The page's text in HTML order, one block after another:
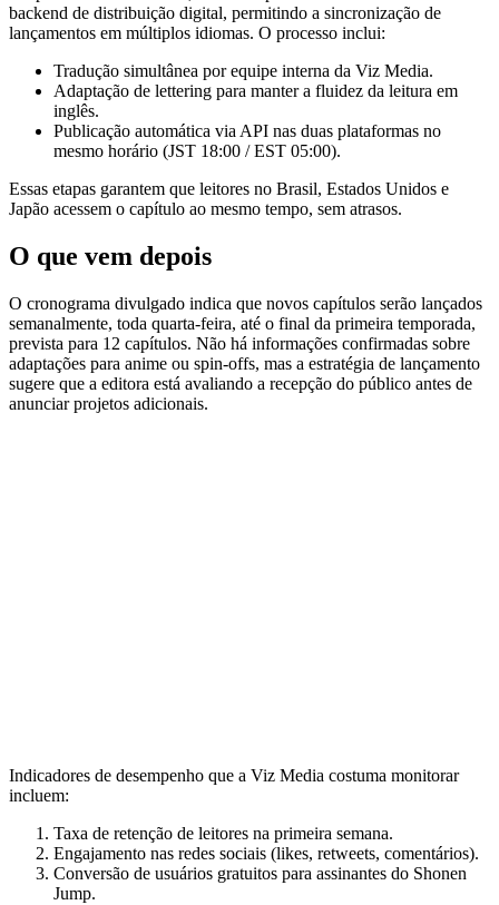
backend de distribuição digital, permitindo a sincronização de
lançamentos em múltiplos idiomas. O processo inclui:
Tradução simultânea por equipe interna da Viz Media.
Adaptação de lettering para manter a fluidez da leitura em
inglês.
Publicação automática via API nas duas plataformas no
mesmo horário (JST 18:00 / EST 05:00).
Essas etapas garantem que leitores no Brasil, Estados Unidos e
Japão acessem o capítulo ao mesmo tempo, sem atrasos.
O que vem depois
O cronograma divulgado indica que novos capítulos serão lançados
semanalmente, toda quarta‑feira, até o final da primeira temporada,
prevista para 12 capítulos. Não há informações confirmadas sobre
adaptações para anime ou spin‑offs, mas a estratégia de lançamento
sugere que a editora está avaliando a recepção do público antes de
anunciar projetos adicionais.
Indicadores de desempenho que a Viz Media costuma monitorar
incluem:
Taxa de retenção de leitores na primeira semana.
Engajamento nas redes sociais (likes, retweets, comentários).
Conversão de usuários gratuitos para assinantes do Shonen
Jump.